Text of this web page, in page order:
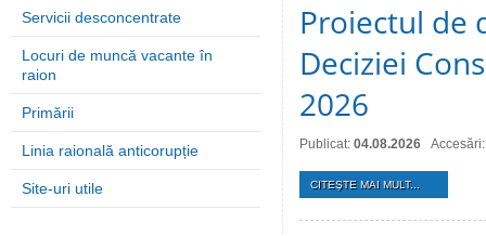
Servicii desconcentrate
Locuri de muncă vacante în
raion
Primării
Linia raională anticorupție
Site-uri utile
Proiectul de
Deciziei
2026
Publicat: 04.08.2026
CITEŞTE MAI MULT...